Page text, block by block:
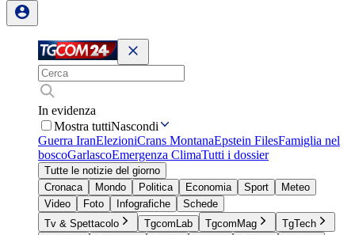
In evidenza
Mostra tuttiNascondi
Guerra IranElezioniCrans MontanaEpstein FilesFamiglia nel
boscoGarlascoEmergenza ClimaTutti i dossier
Tutte le notizie del giorno
Cronaca
Mondo Politica Economia Sport
Meteo
Video
Foto Infografiche
Schede
Tv & Spettacolo
TgcomLab TgcomMag
TgTech